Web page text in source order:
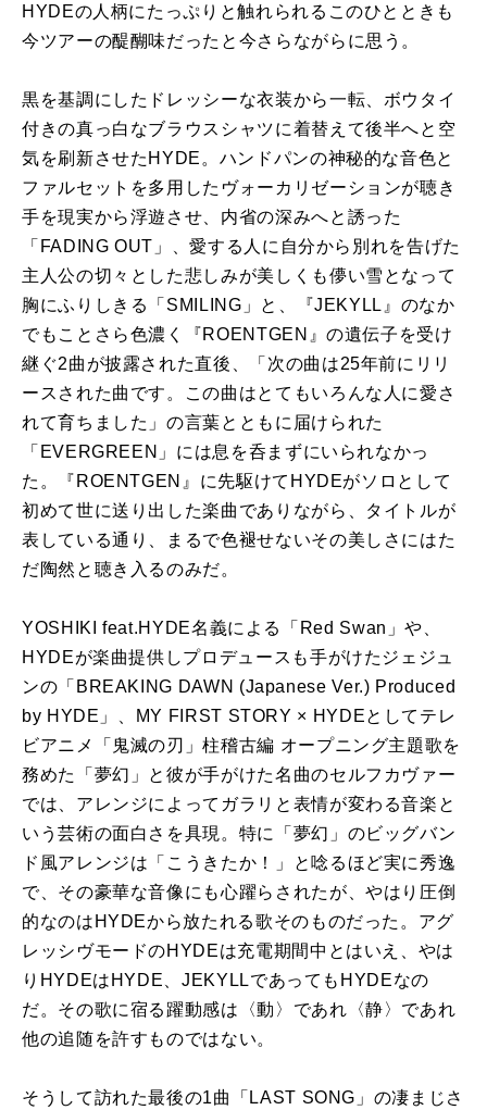
HYDEの人柄にたっぷりと触れられるこのひとときも
今ツアーの醍醐味だったと今さらながらに思う。
黒を基調にしたドレッシーな衣装から一転、ボウタイ
付きの真っ白なブラウスシャツに着替えて後半へと空
気を刷新させたHYDE。ハンドパンの神秘的な音色と
ファルセットを多用したヴォーカリゼーションが聴き
手を現実から浮遊させ、内省の深みへと誘った
「FADING OUT」、愛する人に自分から別れを告げた
主人公の切々とした悲しみが美しくも儚い雪となって
胸にふりしきる「SMILING」と、『JEKYLL』のなか
でもことさら色濃く『ROENTGEN』の遺伝子を受け
継ぐ2曲が披露された直後、「次の曲は25年前にリリ
ースされた曲です。この曲はとてもいろんな人に愛さ
れて育ちました」の言葉とともに届けられた
「EVERGREEN」には息を呑まずにいられなかっ
た。『ROENTGEN』に先駆けてHYDEがソロとして
初めて世に送り出した楽曲でありながら、タイトルが
表している通り、まるで色褪せないその美しさにはた
だ陶然と聴き入るのみだ。
YOSHIKI feat.HYDE名義による「Red Swan」や、
HYDEが楽曲提供しプロデュースも手がけたジェジュ
ンの「BREAKING DAWN (Japanese Ver.) Produced
by HYDE」、MY FIRST STORY × HYDEとしてテレ
ビアニメ「鬼滅の刃」柱稽古編 オープニング主題歌を
務めた「夢幻」と彼が手がけた名曲のセルフカヴァー
では、アレンジによってガラリと表情が変わる音楽と
いう芸術の面白さを具現。特に「夢幻」のビッグバン
ド風アレンジは「こうきたか！」と唸るほど実に秀逸
で、その豪華な音像にも心躍らされたが、やはり圧倒
的なのはHYDEから放たれる歌そのものだった。アグ
レッシヴモードのHYDEは充電期間中とはいえ、やは
りHYDEはHYDE、JEKYLLであってもHYDEなの
だ。その歌に宿る躍動感は〈動〉であれ〈静〉であれ
他の追随を許すものではない。
そうして訪れた最後の1曲「LAST SONG」の凄まじさ